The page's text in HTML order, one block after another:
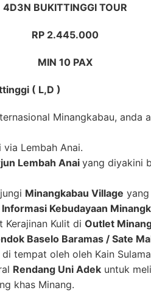
4D3N BUKITTINGGI TOUR
RP 2.445.000
MIN 10 PAX
( L,D )
Minangkabau, anda
Lembah Anai.
Lembah Anai yang diyakini
Minangkabau Village
Kebudayaan
Kerajinan Kulit di Outlet
Baselo Baramas / Sate
tempat oleh oleh Kain
Rendang Uni Adek untuk
khas Minang.